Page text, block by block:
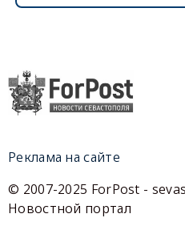
Реклама на сайте
© 2007-2025 ForPost -
Новостной портал